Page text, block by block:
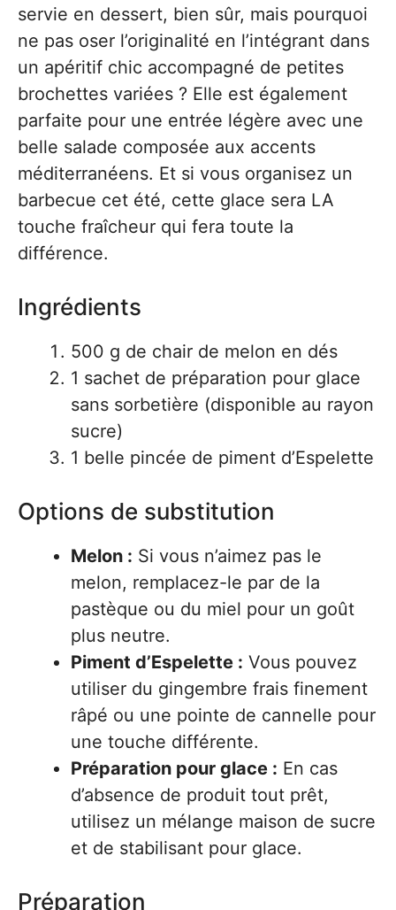
servie en dessert, bien sûr, mais pourquoi
ne pas oser l’originalité en l’intégrant dans
un apéritif chic accompagné de petites
brochettes variées ? Elle est également
parfaite pour une entrée légère avec une
belle salade composée aux accents
méditerranéens. Et si vous organisez un
barbecue cet été, cette glace sera LA
touche fraîcheur qui fera toute la
différence.
Ingrédients
500 g de chair de melon en dés
1 sachet de préparation pour glace
sans sorbetière (disponible au rayon
sucre)
1 belle pincée de piment d’Espelette
Options de substitution
Melon : Si vous n’aimez pas le
melon, remplacez-le par de la
pastèque ou du miel pour un goût
plus neutre.
Piment d’Espelette : Vous pouvez
utiliser du gingembre frais finement
râpé ou une pointe de cannelle pour
une touche différente.
Préparation pour glace : En cas
d’absence de produit tout prêt,
utilisez un mélange maison de sucre
et de stabilisant pour glace.
Préparation